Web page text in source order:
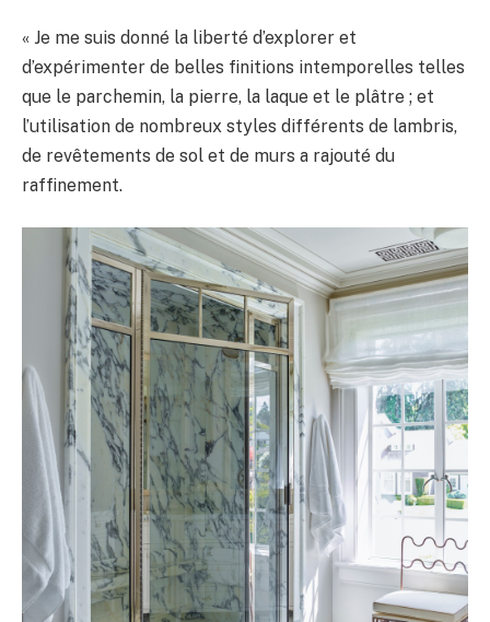
« Je me suis donné la liberté d’explorer et
d’expérimenter de belles finitions intemporelles telles
que le parchemin, la pierre, la laque et le plâtre ; et
l’utilisation de nombreux styles différents de lambris,
de revêtements de sol et de murs a rajouté du
raffinement.